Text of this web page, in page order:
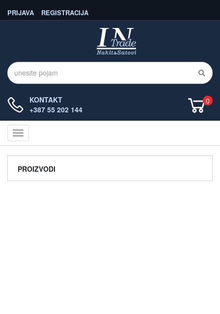
REGISTRACIJA
PRIJAVA
KONTAKT
+387 55 202 144
0
Navigacija
PROIZVODI